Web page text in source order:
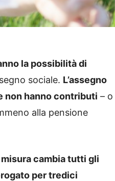
la possibilità di
sociale. L’assegno
non hanno contributi – o
alla pensione
cambia tutti gli
per tredici